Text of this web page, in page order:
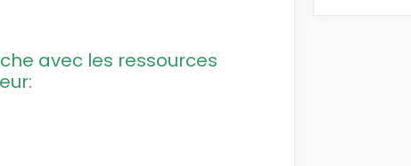
avec les ressources